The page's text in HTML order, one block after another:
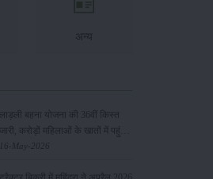
अन्य
लाड़ली बहना योजना की 36वीं किस्त
जारी, करोड़ों महिलाओं के खातों में पहुंचे
1500 रुपये
16-May-2026